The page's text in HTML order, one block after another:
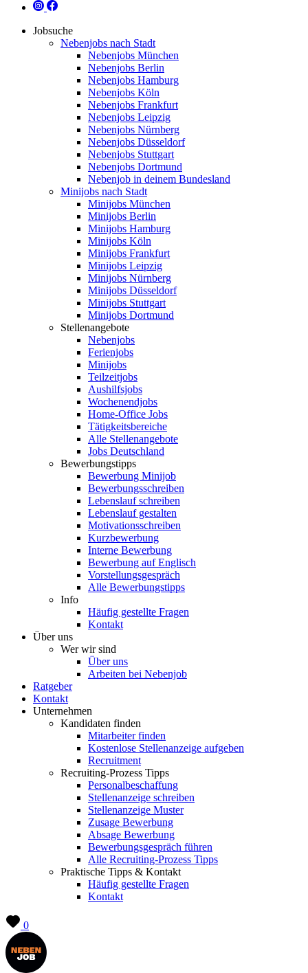
Jobsuche
Nebenjobs nach Stadt
Nebenjobs München
Nebenjobs Berlin
Nebenjobs Hamburg
Nebenjobs Köln
Nebenjobs Frankfurt
Nebenjobs Leipzig
Nebenjobs Nürnberg
Nebenjobs Düsseldorf
Nebenjobs Stuttgart
Nebenjobs Dortmund
Nebenjob in deinem Bundesland
Minijobs nach Stadt
Minijobs München
Minijobs Berlin
Minijobs Hamburg
Minijobs Köln
Minijobs Frankfurt
Minijobs Leipzig
Minijobs Nürnberg
Minijobs Düsseldorf
Minijobs Stuttgart
Minijobs Dortmund
Stellenangebote
Nebenjobs
Ferienjobs
Minijobs
Teilzeitjobs
Aushilfsjobs
Wochenendjobs
Home-Office Jobs
Tätigkeitsbereiche
Alle Stellenangebote
Jobs Deutschland
Bewerbungstipps
Bewerbung Minijob
Bewerbungsschreiben
Lebenslauf schreiben
Lebenslauf gestalten
Motivationsschreiben
Kurzbewerbung
Interne Bewerbung
Bewerbung auf Englisch
Vorstellungsgespräch
Alle Bewerbungstipps
Info
Häufig gestellte Fragen
Kontakt
Über uns
Wer wir sind
Über uns
Arbeiten bei Nebenjob
Ratgeber
Kontakt
Unternehmen
Kandidaten finden
Mitarbeiter finden
Kostenlose Stellenanzeige aufgeben
Recruitment
Recruiting-Prozess Tipps
Personalbeschaffung
Stellenanzeige schreiben
Stellenanzeige Muster
Zusage Bewerbung
Absage Bewerbung
Bewerbungsgespräch führen
Alle Recruiting-Prozess Tipps
Praktische Tipps & Kontakt
Häufig gestellte Fragen
Kontakt
0